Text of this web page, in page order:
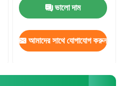
ভালো দাম
আমাদের সাথে যোগাযোগ করুন